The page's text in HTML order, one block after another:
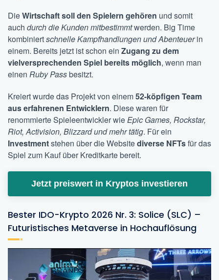
DieWirtschaft soll den Spielern gehören und somit
auch durch die Kunden mitbestimmtwerden. Big Time
kombiniertschnelle Kampfhandlungen und Abenteuerin
einem. Bereits jetzt ist schon ein Zugang zu dem
vielversprechenden Spiel bereits möglich, wenn man
einen Ruby Passbesitzt.
Kreiert wurde das Projekt von einem52-köpfigen Team
aus erfahrenen Entwicklern. Diese waren für
renommierte Spieleentwickler wieEpic Games, Rockstar,
Riot, Activision, Blizzard und mehr tätig. Für ein
Investmentstehen über die Websitediverse NFTsfür das
Spiel zum Kauf über Kreditkarte bereit.
Jetzt preiswert in Kryptos investieren
Bester IDO-Krypto 2026 Nr. 3: Solice (SLC) –
Futuristisches Metaverse in Hochauflösung